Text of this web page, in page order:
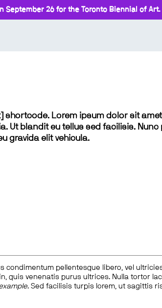
September 26 for the Toronto Biennial of Art.
shortcode. Lorem ipsum dolor sit
Ut blandit eu tellus sed facilisis.
gravida elit vehicula.
condimentum pellentesque libero, vel
quis venenatis purus ultrices. Nulla tortor
. Sed facilisis turpis lorem, ut sagittis